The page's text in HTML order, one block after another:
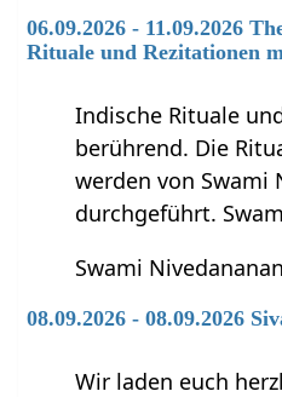
06.09.2026 - 11.09.2026
Rituale und Rezitationen
Indische Rituale
berührend. Die
werden von Swami
durchgeführt.
Swami
08.09.2026 - 08.09.2026
Wir laden euch